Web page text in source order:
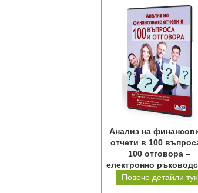
Анализ на
отчети в 100
100 отговора –
електронно
Повече детайли тук